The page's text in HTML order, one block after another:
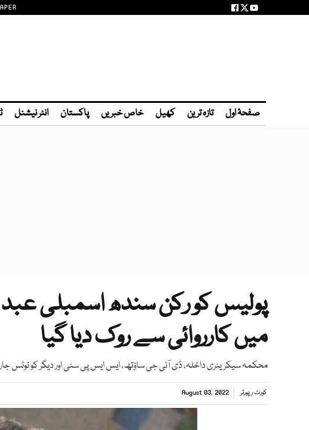
صفحۂ اول تازہ ترین کھیل خاص خبریں پاکستان انٹر نیشنل
میں کارروائی سے روک دیا گیا
محکمہ سیکریٹری داخلہ، ڈی آئی جی ساؤتھ، ایس ایس پی سٹی اور دیگر کو نوٹس
کورٹ رپورٹر August 03, 2022